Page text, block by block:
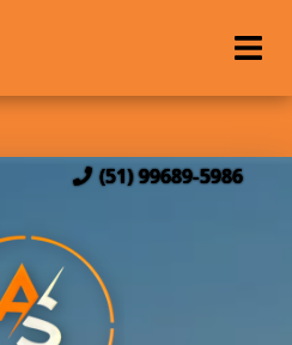
(51) 99689-5986